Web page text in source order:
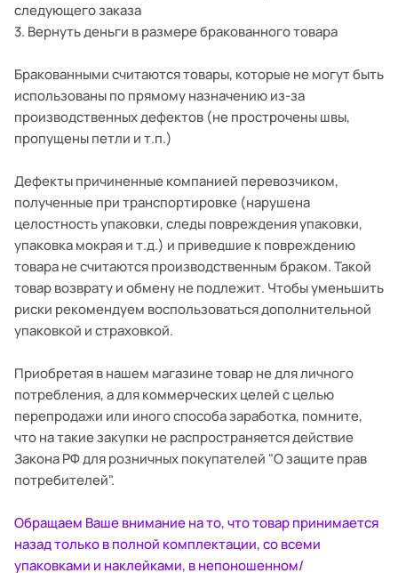
следующего заказа
3. Вернуть деньги в размере бракованного товара
Бракованными считаются товары, которые не могут быть
использованы по прямому назначению из-за
производственных дефектов (не прострочены швы,
пропущены петли и т.п.)
Дефекты причиненные компанией перевозчиком,
полученные при транспортировке (нарушена
целостность упаковки, следы повреждения упаковки,
упаковка мокрая и т.д.) и приведшие к повреждению
товара не считаются производственным браком. Такой
товар возврату и обмену не подлежит. Чтобы уменьшить
риски рекомендуем воспользоваться дополнительной
упаковкой и страховкой.
Приобретая в нашем магазине товар не для личного
потребления, а для коммерческих целей с целью
перепродажи или иного способа заработка, помните,
что на такие закупки не распространяется действие
Закона РФ для розничных покупателей "О защите прав
потребителей".
Обращаем Ваше внимание на то, что товар принимается
назад только в полной комплектации, со всеми
упаковками и наклейками, в непоношенном/